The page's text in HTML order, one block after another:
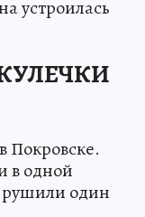
устроилась
Покровске.
в одной
рушили один